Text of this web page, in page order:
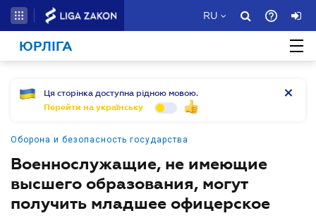
RU
ЮРЛІГА
Ця сторінка доступна рідною мовою.
Перейти на українську
Оборона и безопасность государства
Военнослужащие, не имеющие
высшего образования, могут
получить младшее офицерское